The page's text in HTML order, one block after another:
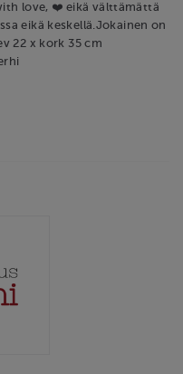
love, ❤️ eikä välttämättä
eikä keskellä.Jokainen on
22 x kork 35 cm